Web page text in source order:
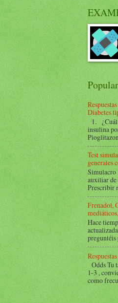
Diabetes
1. ¿Cuál
insulina
Test
generales
Simulacro
auxiliar de
Prescribir
Frenadol,
Hace
preguntéis
Odds Tu
1-3 ,
como